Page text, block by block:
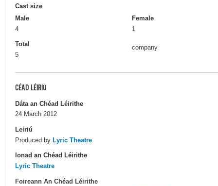
Cast size
Male
4
Female
1
Total
5
company
CÉAD LÉIRIÚ
Dáta an Chéad Léirithe
24 March 2012
Leiriú
Produced by Lyric Theatre
Ionad an Chéad Léirithe
Lyric Theatre
Foireann An Chéad Léirithe